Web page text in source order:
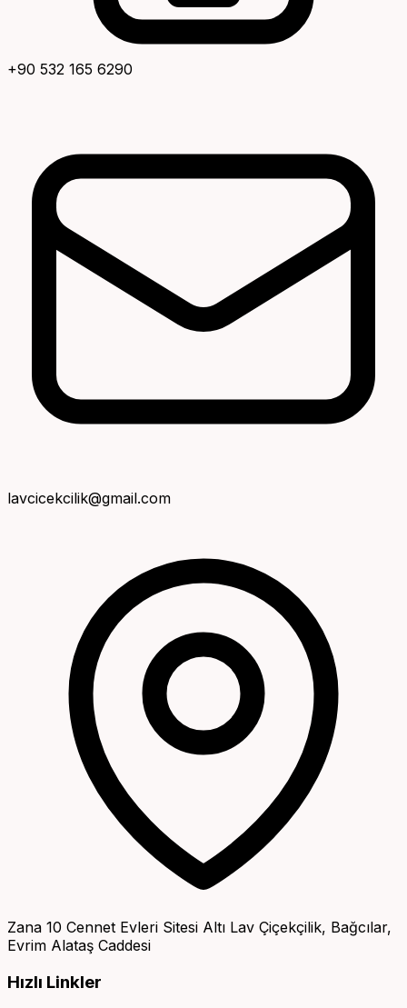
+90 532 165 6290
lavcicekcilik@gmail.com
Zana 10 Cennet Evleri Sitesi Altı Lav Çiçekçilik, Bağcılar,
Evrim Alataş Caddesi
Hızlı Linkler